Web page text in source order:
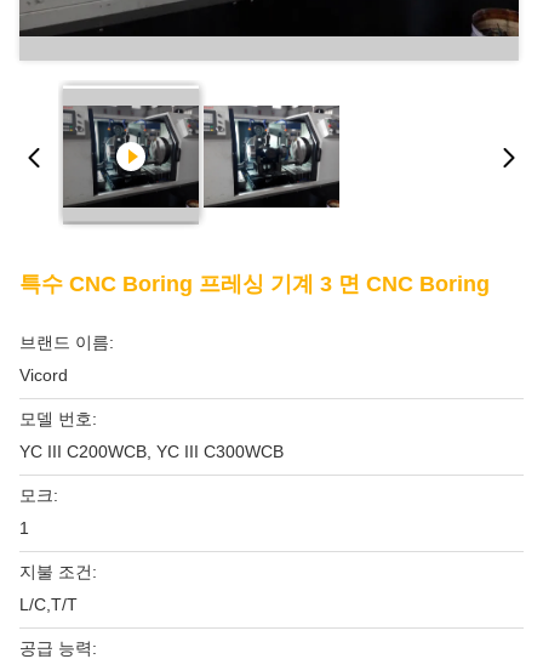
특수 CNC Boring 프레싱 기계 3 면 CNC Boring
브랜드 이름:
Vicord
모델 번호:
YC III C200WCB, YC III C300WCB
모크:
1
지불 조건:
L/C,T/T
공급 능력: